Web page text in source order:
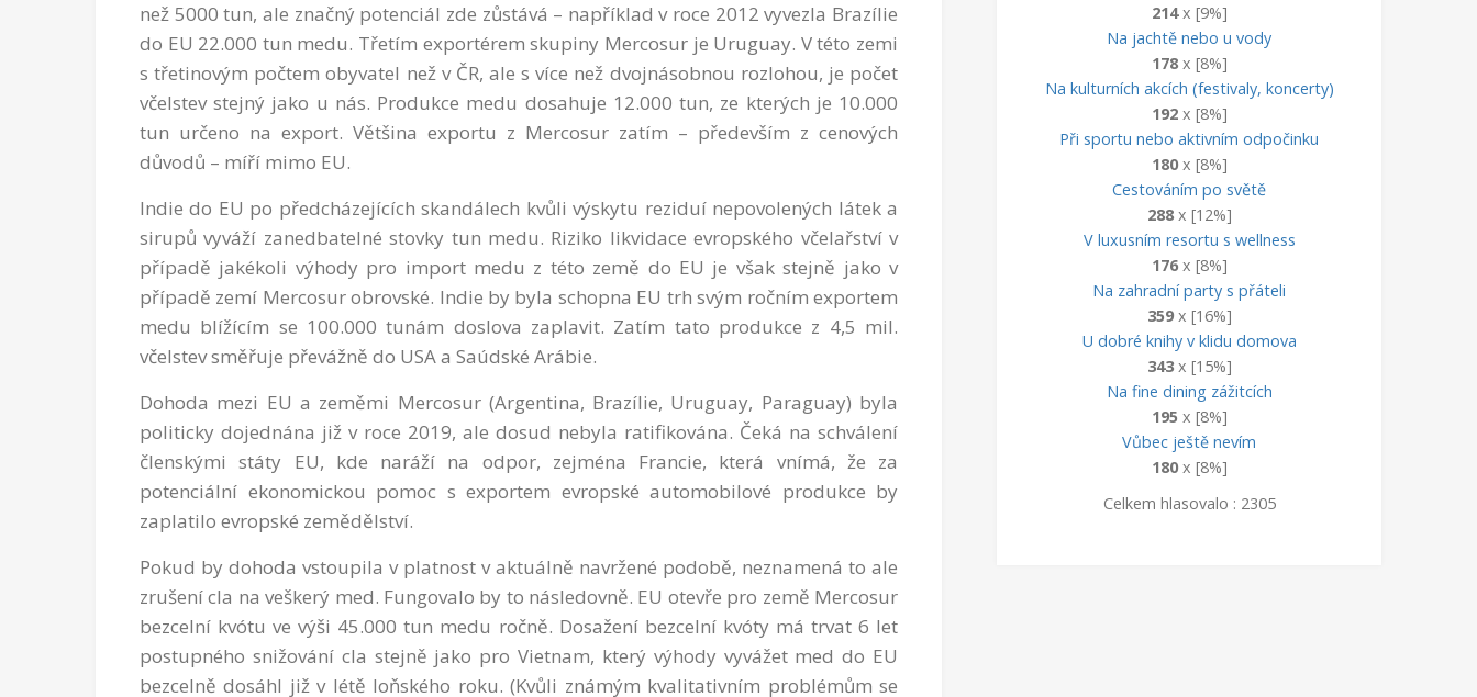
než 5000 tun, ale značný potenciál zde zůstává – například v roce 2012 vyvezla Brazílie
do EU 22.000 tun medu. Třetím exportérem skupiny Mercosur je Uruguay. V této zemi
s třetinovým počtem obyvatel než v ČR, ale s více než dvojnásobnou rozlohou, je počet
včelstev stejný jako u nás. Produkce medu dosahuje 12.000 tun, ze kterých je 10.000
tun určeno na export. Většina exportu z Mercosur zatím – především z cenových
důvodů – míří mimo EU.
Indie do EU po předcházejících skandálech kvůli výskytu reziduí nepovolených látek a
sirupů vyváží zanedbatelné stovky tun medu. Riziko likvidace evropského včelařství v
případě jakékoli výhody pro import medu z této země do EU je však stejně jako v
případě zemí Mercosur obrovské. Indie by byla schopna EU trh svým ročním exportem
medu blížícím se 100.000 tunám doslova zaplavit. Zatím tato produkce z 4,5 mil.
včelstev směřuje převážně do USA a Saúdské Arábie.
Dohoda mezi EU a zeměmi Mercosur (Argentina, Brazílie, Uruguay, Paraguay) byla
politicky dojednána již v roce 2019, ale dosud nebyla ratifikována. Čeká na schválení
členskými státy EU, kde naráží na odpor, zejména Francie, která vnímá, že za
potenciální ekonomickou pomoc s exportem evropské automobilové produkce by
zaplatilo evropské zemědělství.
Pokud by dohoda vstoupila v platnost v aktuálně navržené podobě, neznamená to ale
zrušení cla na veškerý med. Fungovalo by to následovně. EU otevře pro země Mercosur
bezcelní kvótu ve výši 45.000 tun medu ročně. Dosažení bezcelní kvóty má trvat 6 let
postupného snižování cla stejně jako pro Vietnam, který výhody vyvážet med do EU
bezcelně dosáhl již v létě loňského roku. (Kvůli známým kvalitativním problémům se
214x [9%]
Na jachtě nebo u vody
178x [8%]
Na kulturních akcích (festivaly, koncerty)
192x [8%]
Při sportu nebo aktivním odpočinku
180x [8%]
Cestováním po světě
288x [12%]
V luxusním resortu s wellness
176x [8%]
Na zahradní party s přáteli
359x [16%]
U dobré knihy v klidu domova
343x [15%]
Na fine dining zážitcích
195 x [8%]
Vůbec ještě nevím
180x [8%]
Celkem hlasovalo : 2305